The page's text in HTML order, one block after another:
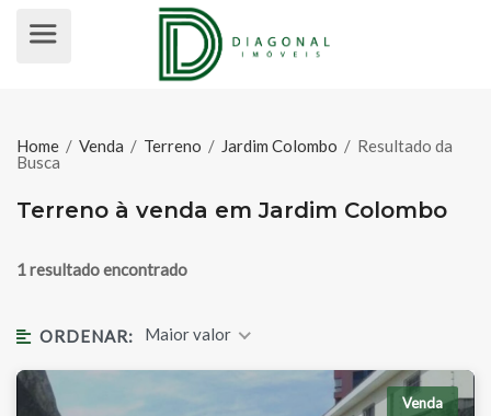
Home / Venda / Terreno / Jardim Colombo / Resultado da
Busca
Terreno à venda em Jardim Colombo
1 resultado encontrado
ORDENAR: Maior valor
Venda